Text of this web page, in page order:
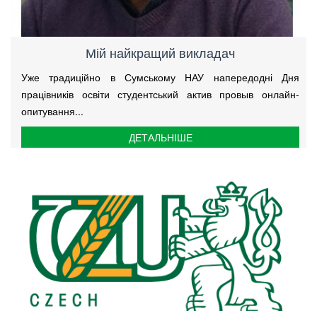
Мій найкращий викладач
Уже традиційно в Сумському НАУ напередодні Дня
працівників освіти студентський актив провыв онлайн-
опитування...
ДЕТАЛЬНІШЕ